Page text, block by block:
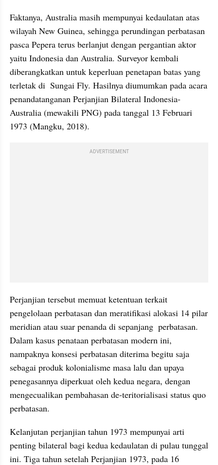
Faktanya, Australia masih mempunyai kedaulatan atas
wilayah New Guinea, sehingga perundingan perbatasan
pasca Pepera terus berlanjut dengan pergantian aktor
yaitu Indonesia dan Australia. Surveyor kembali
diberangkatkan untuk keperluan penetapan batas yang
terletak di  Sungai Fly. Hasilnya diumumkan pada acara
penandatanganan Perjanjian Bilateral Indonesia-
Australia (mewakili PNG) pada tanggal 13 Februari
1973 (Mangku, 2018).
ADVERTISEMENT
Perjanjian tersebut memuat ketentuan terkait
pengelolaan perbatasan dan meratifikasi alokasi 14 pilar
meridian atau suar penanda di sepanjang  perbatasan.
Dalam kasus penataan perbatasan modern ini,
nampaknya konsesi perbatasan diterima begitu saja
sebagai produk kolonialisme masa lalu dan upaya
penegasannya diperkuat oleh kedua negara, dengan
mengecualikan pembahasan de-teritorialisasi status quo
perbatasan.
Kelanjutan perjanjian tahun 1973 mempunyai arti
penting bilateral bagi kedua kedaulatan di pulau tunggal
ini. Tiga tahun setelah Perjanjian 1973, pada 16